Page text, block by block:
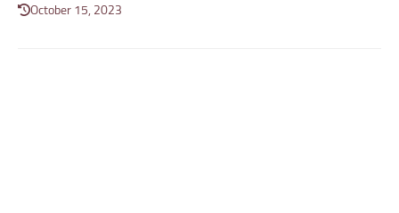
October 15, 2023